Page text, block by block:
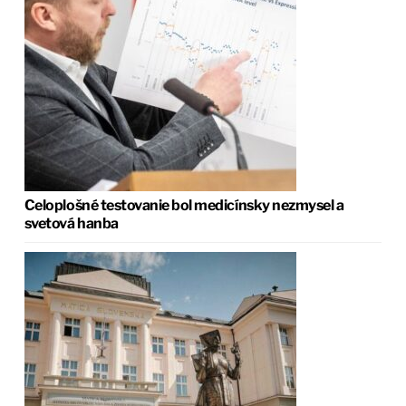
Celoplošné testovanie bol medicínsky nezmysel a
svetová hanba